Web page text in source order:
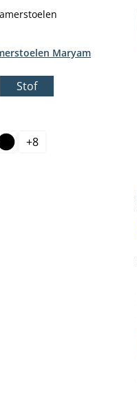
Maryam
Stof
niet beschikbaar.)
+8